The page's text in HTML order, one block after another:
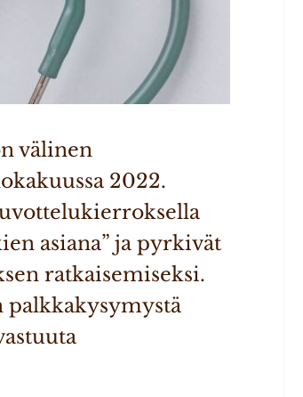
välinen
2022.
asiana” ja pyrkivät
ratkaisemiseksi.
palkkakysymystä